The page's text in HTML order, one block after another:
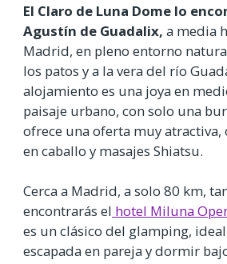
El Claro de Luna Dome lo
Agustín de Guadalix, a media
Madrid, en pleno entorno
los patos y a la vera del río
alojamiento es una joya en
paisaje urbano, con solo una
ofrece una oferta muy atractiva,
en caballo y masajes Shiatsu.
Cerca a Madrid, a solo 80 km,
encontrarás el hotel Miluna
es un clásico del glamping,
escapada en pareja y dormir